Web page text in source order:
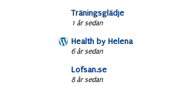
Träningsglädje
1 år sedan
Health by Helena
6 år sedan
Lofsan.se
8 år sedan